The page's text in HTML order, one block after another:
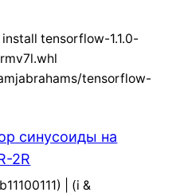
tensorflow-1.1.0-
tensorflow-
синусоиды на
2R
| (i &